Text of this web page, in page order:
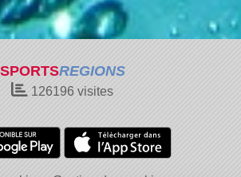
SPORTSREGIONS
126196 visites